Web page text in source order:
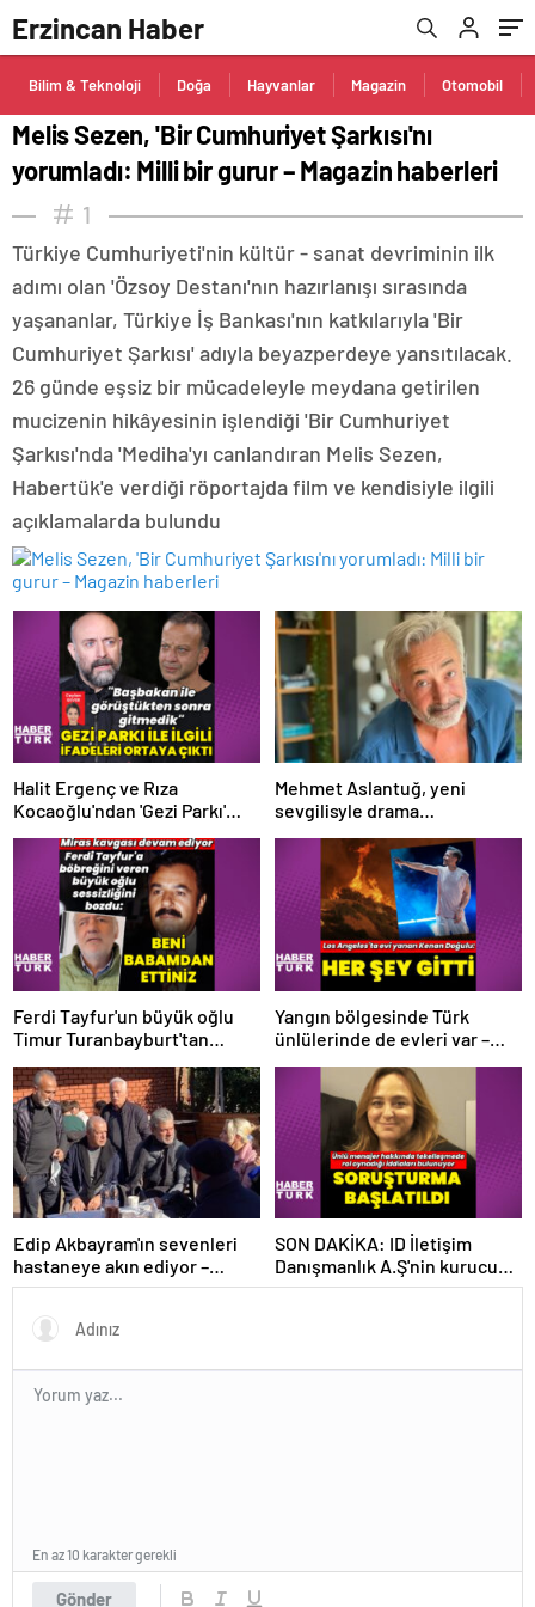
Erzincan Haber
Bilim & Teknoloji Doğa Hayvanlar Magazin Otomobil
Melis Sezen, 'Bir Cumhuriyet Şarkısı'nı
yorumladı: Milli bir gurur – Magazin haberleri
1
Türkiye Cumhuriyeti'nin kültür - sanat devriminin ilk
adımı olan 'Özsoy Destanı'nın hazırlanışı sırasında
yaşananlar, Türkiye İş Bankası'nın katkılarıyla 'Bir
Cumhuriyet Şarkısı' adıyla beyazperdeye yansıtılacak.
26 günde eşsiz bir mücadeleyle meydana getirilen
mucizenin hikâyesinin işlendiği 'Bir Cumhuriyet
Şarkısı'nda 'Mediha'yı canlandıran Melis Sezen,
Habertük'e verdiği röportajda film ve kendisiyle ilgili
açıklamalarda bulundu
Halit Ergenç ve Rıza
Kocaoğlu'ndan 'Gezi Parkı'
ifadesi – Magazin haberleri
Mehmet Aslantuğ, yeni
sevgilisyle drama
çalışmalarında tanıştı –
Magazin haberleri
Ferdi Tayfur'un büyük oğlu
Timur Turanbayburt'tan
Yangın bölgesinde Türk
ünlülerinde de evleri var –
Edip Akbayram'ın sevenleri
hastaneye akın ediyor –
Magazin habetrleri
SON DAKİKA: ID İletişim
Danışmanlık A.Ş'nin kurucusu
ve ortağı olan Ayşe Barım
Gönder
En az 10 karakter gerekli